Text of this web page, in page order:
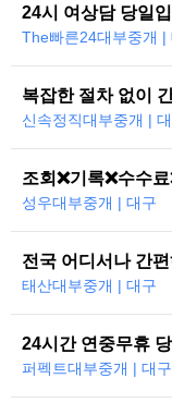
24시 여상담 당일
The빠른24대부중개 |
복잡한 절차 없이
신속정직대부중개 |
성우대부중개 | 대구
전국 어디서나 간
태산대부중개 | 대구
퍼펙트대부중개 | 대구